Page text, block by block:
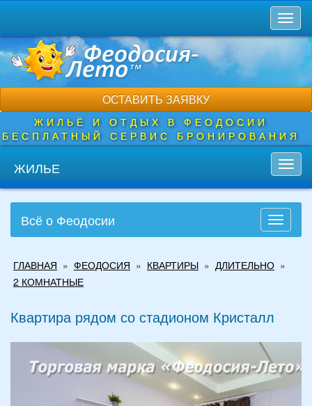
основному
содержанию
ОСТАВИТЬ ЗАЯВКУ
ЖИЛЬЁ И ОТДЫХ В ФЕОДОСИИ
БЕСПЛАТНЫЙ СЕРВИС БРОНИРОВАНИЯ
ЖИЛЬЕ
Toggle
Всё о Феодосии
здесь
ГЛАВНАЯ » ФЕОДОСИЯ » КВАРТИРЫ » ДЛИТЕЛЬНО »
2 КОМНАТНЫЕ
Квартира рядом со стадионом Кристалл